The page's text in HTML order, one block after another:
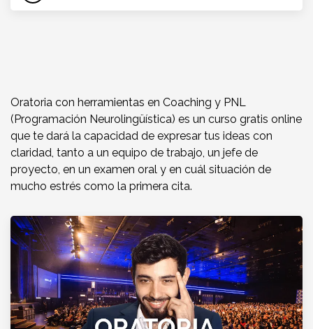
Oratoria con herramientas en Coaching y PNL
(Programación Neurolingüística) es un curso gratis online
que te dará la capacidad de expresar tus ideas con
claridad, tanto a un equipo de trabajo, un jefe de
proyecto, en un examen oral y en cuál situación de
mucho estrés como la primera cita.